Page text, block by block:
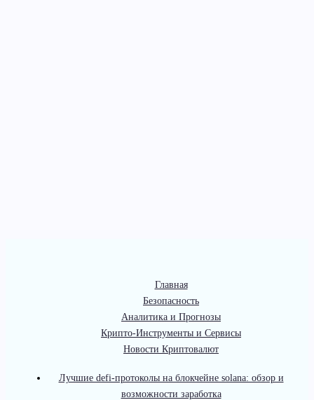
Главная
Безопасность
Аналитика и Прогнозы
Крипто-Инструменты и Сервисы
Новости Криптовалют
Лучшие defi-протоколы на блокчейне solana: обзор и
возможности заработка